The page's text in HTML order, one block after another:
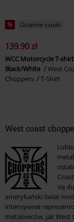
% Ostatnie sztuki
139.90 zł
WCC Motorcycle T-shirt
Black/White
West
Choppers
T-Shirt
West coast
się
amerykański świat
intensywnie
metalowców, jak West